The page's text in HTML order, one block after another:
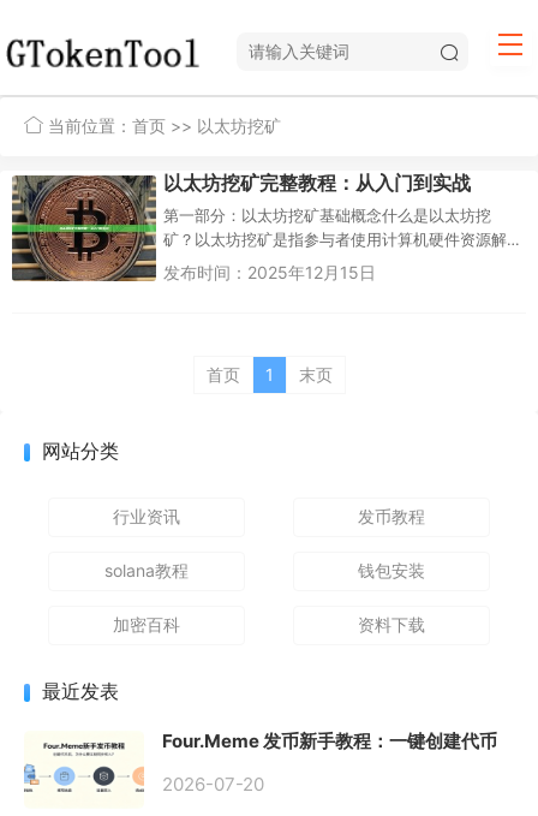
当前位置： 首页 >> 以太坊挖矿
以太坊挖矿完整教程：从入门到实战
第一部分：以太坊挖矿基础概念什么是以太坊挖
矿？以太坊挖矿是指参与者使用计算机硬件资源解
决复杂数学问题的过程，以验证交易并保护以太坊
发布时间：2025年12月15日
首页 1 末页
网站分类
行业资讯 发币教程
solana教程 钱包安装
加密百科 资料下载
最近发表
Four.Meme 发币新手教程：一键创建代币
2026-07-20